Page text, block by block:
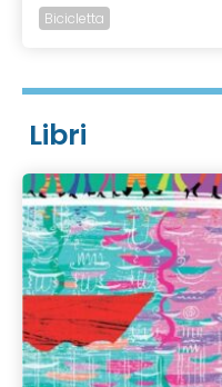
Bicicletta
Libri